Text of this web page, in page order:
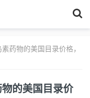
药物的美国目录价格，
的美国目录价